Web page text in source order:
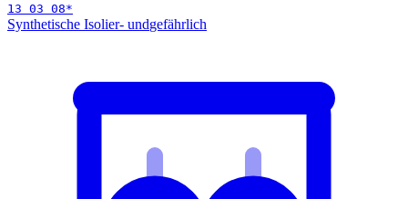
13 03 08*
Synthetische Isolier- undgefährlich